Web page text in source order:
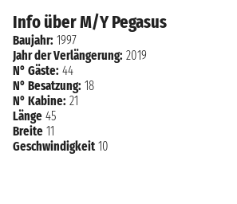
Info über M/Y Pegasus
Baujahr: 1997
Jahr der Verlängerung: 2019
N° Gäste: 44
N° Besatzung: 18
N° Kabine: 21
Länge 45
Breite 11
Geschwindigkeit 10